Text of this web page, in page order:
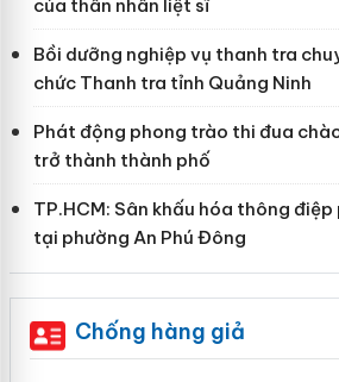
của thân nhân liệt sĩ
Bồi dưỡng nghiệp vụ thanh tra
chức Thanh tra tỉnh Quảng Ninh
Phát động phong trào thi đua
trở thành thành phố
TP.HCM: Sân khấu hóa thông
tại phường An Phú Đông
Chống hàng giả